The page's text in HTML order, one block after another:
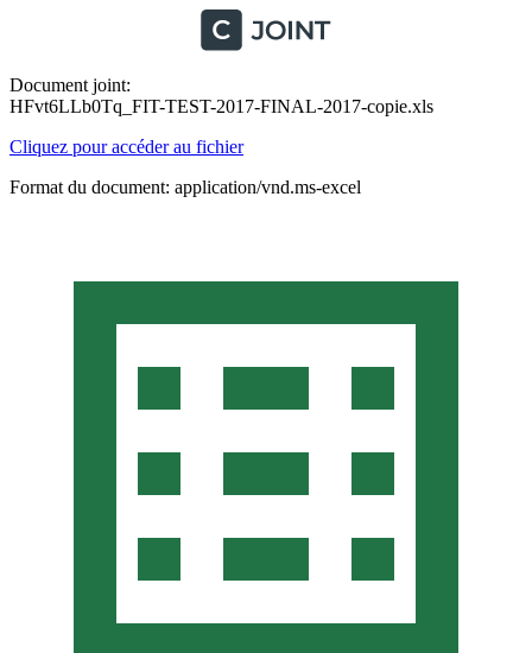
Document joint:
HFvt6LLb0Tq_FIT-TEST-2017-FINAL-2017-copie.xls
Cliquez pour accéder au fichier
Format du document: application/vnd.ms-excel